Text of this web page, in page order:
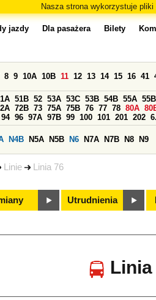
Nasza strona wykorzystuje
Linie Linia 76
jazdy Dla pasażera Bilety
8 9 10A 10B 11 12 13 14 15 16 41
51B 52 53A 53C 53B 54B 55A 55B
72B 73 75A 75B 76 77 78 80A
94 96 97A 97B 99 100 101 201 202 6.
N4B N5A N5B N6 N7A N7B N8 N9
Utrudnienia
Linia